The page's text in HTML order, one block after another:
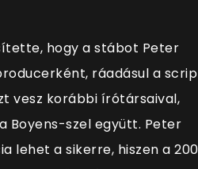
hogy a stábot Peter
ráadásul a
vesz korábbi írótársaival,
Boyens-szel együtt. Peter
lehet a sikerre, hiszen a